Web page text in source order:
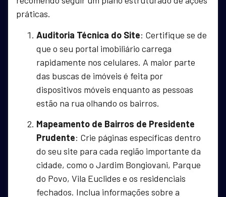
práticas.
Auditoria Técnica do Site: Certifique se de
que o seu portal imobiliário carrega
rapidamente nos celulares. A maior parte
das buscas de imóveis é feita por
dispositivos móveis enquanto as pessoas
estão na rua olhando os bairros.
Mapeamento de Bairros de Presidente
Prudente: Crie páginas específicas dentro
do seu site para cada região importante da
cidade, como o Jardim Bongiovani, Parque
do Povo, Vila Euclides e os residenciais
fechados. Inclua informações sobre a